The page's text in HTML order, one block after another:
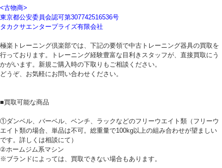
<古物商>
東京都公安委員会認可第307742516536号
タカクサエンタープライズ有限会社
極楽トレーニング倶楽部では、下記の要領で中古トレーニング器具の買取を
行っております。トレーニング経験豊富な目利きスタッフが、直接買取にう
かがいます。新規ご購入時の下取りもご相談ください。
どうぞ、お気軽にお問い合わせください。
■買取可能な商品
①ダンベル、バーベル、ベンチ、ラックなどのフリーウエイト類（フリーウ
エイト類の場合、単品は不可。総重量で100kg以上の組み合わせが望ましい
です。詳しくは相談にて）
②ホームジム系マシン
※ブランドによっては、買取できない場合もあります。